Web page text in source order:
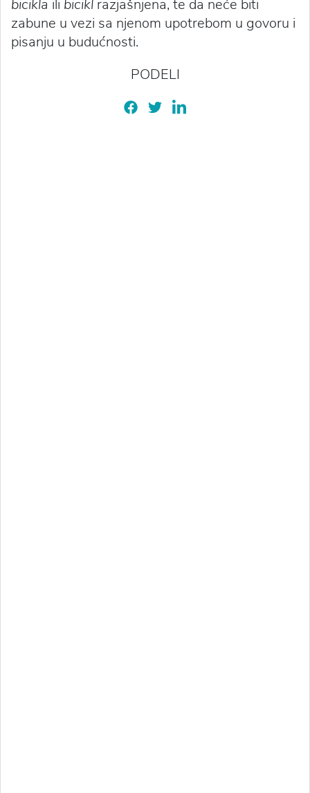
bicikla ili bicikl razjašnjena, te da neće biti
zabune u vezi sa njenom upotrebom u govoru i
pisanju u budućnosti.
PODELI